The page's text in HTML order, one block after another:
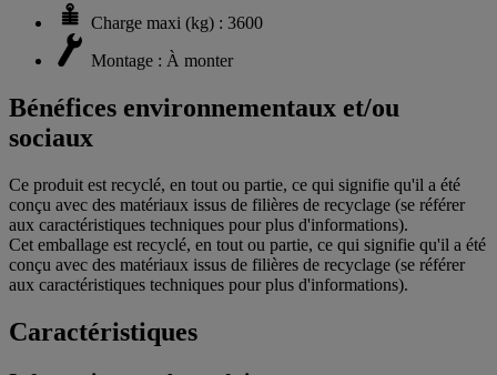
Charge maxi (kg) : 3600
Montage : À monter
Bénéfices environnementaux et/ou
sociaux
Ce produit est recyclé, en tout ou partie, ce qui signifie qu'il a été
conçu avec des matériaux issus de filières de recyclage (se référer
aux caractéristiques techniques pour plus d'informations).
Cet emballage est recyclé, en tout ou partie, ce qui signifie qu'il a été
conçu avec des matériaux issus de filières de recyclage (se référer
aux caractéristiques techniques pour plus d'informations).
Caractéristiques